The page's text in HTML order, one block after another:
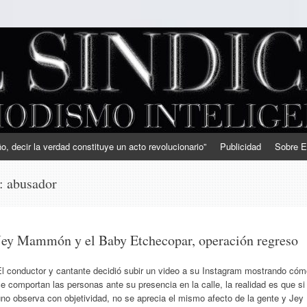
decir la verdad constituye un acto revolucionario” Publicidad Sobre
abusador
Mammón y el Baby Etchecopar, operación regreso
conductor y cantante decidió subir un video a su Instagram mostrando
comportan las personas ante su presencia en la calle, la realidad es que si
observa con objetividad, no se aprecia el mismo afecto de la gente y Jey